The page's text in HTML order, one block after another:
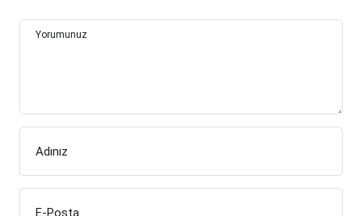
Yorumunuz
Adınız
E-Posta